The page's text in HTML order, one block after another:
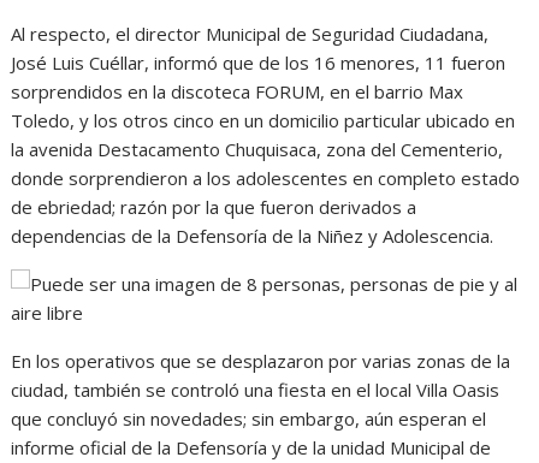
Al respecto, el director Municipal de Seguridad Ciudadana,
José Luis Cuéllar, informó que de los 16 menores, 11 fueron
sorprendidos en la discoteca FORUM, en el barrio Max
Toledo, y los otros cinco en un domicilio particular ubicado en
la avenida Destacamento Chuquisaca, zona del Cementerio,
donde sorprendieron a los adolescentes en completo estado
de ebriedad; razón por la que fueron derivados a
dependencias de la Defensoría de la Niñez y Adolescencia.
En los operativos que se desplazaron por varias zonas de la
ciudad, también se controló una fiesta en el local Villa Oasis
que concluyó sin novedades; sin embargo, aún esperan el
informe oficial de la Defensoría y de la unidad Municipal de